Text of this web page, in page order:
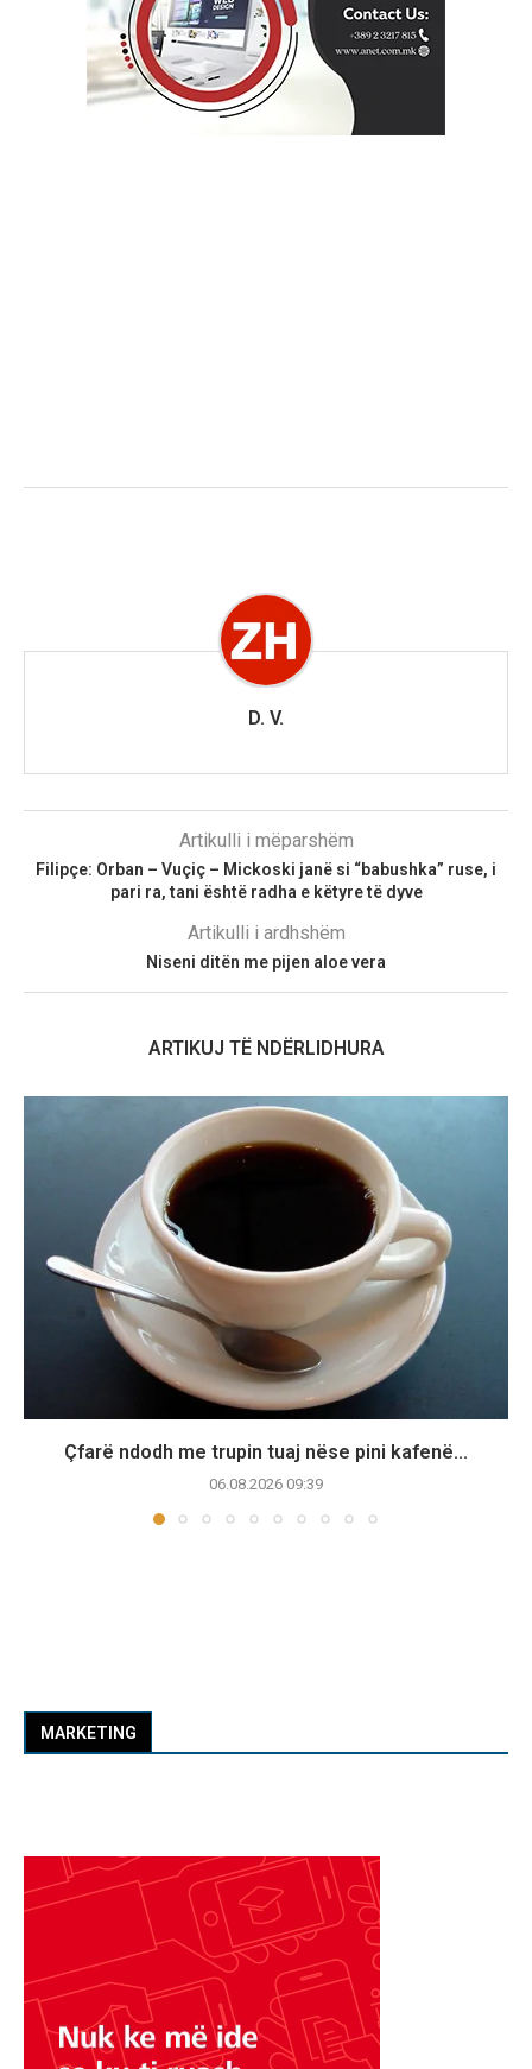
D. V.
Artikulli i mëparshëm
Filipçe: Orban – Vuçiç – Mickoski janë si “babushka” ruse, i
pari ra, tani është radha e këtyre të dyve
Artikulli i ardhshëm
Niseni ditën me pijen aloe vera
ARTIKUJ TË NDËRLIDHURA
Çfarë ndodh me trupin tuaj nëse pini kafenë...
06.08.2026 09:39
MARKETING